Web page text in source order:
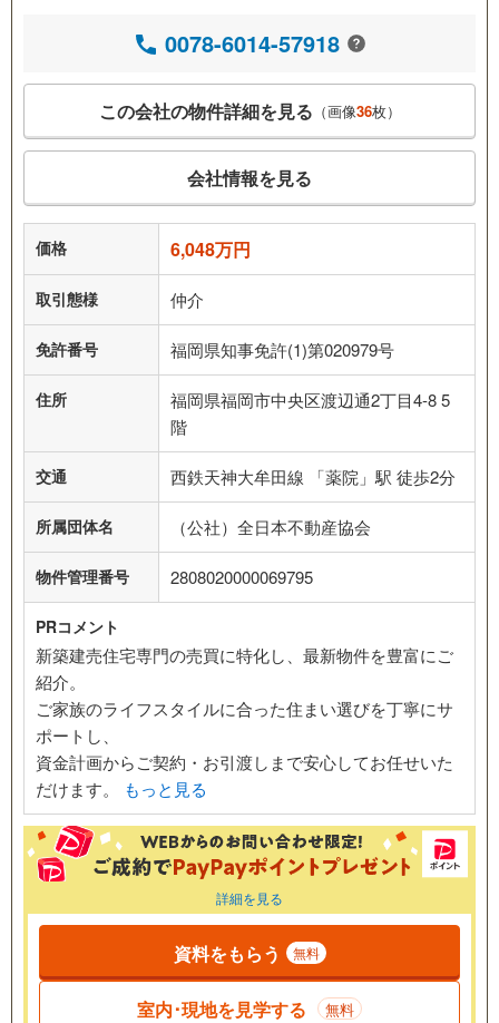
0078-6014-57918
この会社の物件詳細を見る （画像36枚）
会社情報を見る
価格 6,048万円
取引態様 仲介
免許番号 福岡県知事免許(1)第020979号
住所
福岡県福岡市中央区渡辺通2丁目4-8 5
階
交通 西鉄天神大牟田線 「薬院」駅 徒歩2分
所属団体名 （公社）全日本不動産協会
物件管理番号 2808020000069795
PRコメント
新築建売住宅専門の売買に特化し、最新物件を豊富にご
紹介。
ご家族のライフスタイルに合った住まい選びを丁寧にサ
ポートし、
資金計画からご契約・お引渡しまで安心してお任せいた
だけます。 もっと見る
詳細を見る
資料をもらう 無料
室内･現地を見学する 無料